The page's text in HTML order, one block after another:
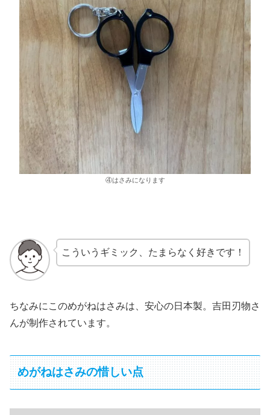
④はさみになります
こういうギミック、たまらなく好きです！
ちなみにこのめがねはさみは、安心の日本製。吉田刃物さ
んが制作されています。
めがねはさみの惜しい点